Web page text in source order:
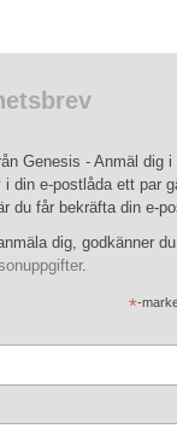
Genesis - Anmäl dig
din e-postlåda ett par
du får bekräfta din e-
dig, godkänner du
.
*-